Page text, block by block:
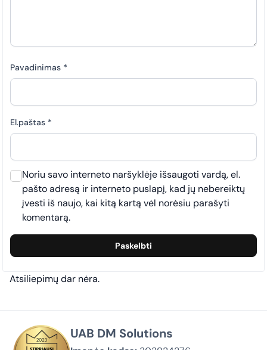
Atsiliepimų dar nėra.
Pavadinimas *
El.paštas *
Noriu savo interneto naršyklėje išsaugoti vardą, el.
pašto adresą ir interneto puslapį, kad jų nebereiktų
įvesti iš naujo, kai kitą kartą vėl norėsiu parašyti
komentarą.
UAB DM Solutions